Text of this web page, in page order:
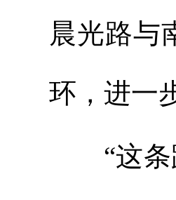
晨光路与
环，进一
“这条路